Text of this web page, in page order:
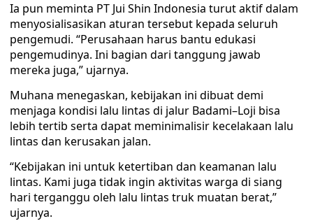
Ia pun meminta PT Jui Shin Indonesia turut aktif dalam
menyosialisasikan aturan tersebut kepada seluruh
pengemudi. “Perusahaan harus bantu edukasi
pengemudinya. Ini bagian dari tanggung jawab
mereka juga,” ujarnya.
Muhana menegaskan, kebijakan ini dibuat demi
menjaga kondisi lalu lintas di jalur Badami–Loji bisa
lebih tertib serta dapat meminimalisir kecelakaan lalu
lintas dan kerusakan jalan.
“Kebijakan ini untuk ketertiban dan keamanan lalu
lintas. Kami juga tidak ingin aktivitas warga di siang
hari terganggu oleh lalu lintas truk muatan berat,”
ujarnya.